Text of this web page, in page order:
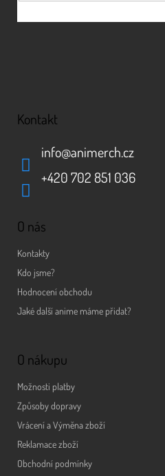
Kontakt
info@animerch.cz
+420 702 851 036
O nás
Kontakty
Kdo jsme?
Hodnocení obchodu
Jaké další anime máme přidat?
O nákupu
Možnosti platby
Způsoby dopravy
Vrácení a Výměna zboží
Reklamace zboží
Obchodní podmínky